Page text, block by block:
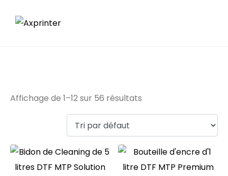
Affichage de 1–12 sur 56 résultats